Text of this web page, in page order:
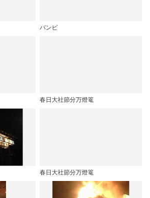
バンビ
春日大社節分万燈篭
春日大社節分万燈篭